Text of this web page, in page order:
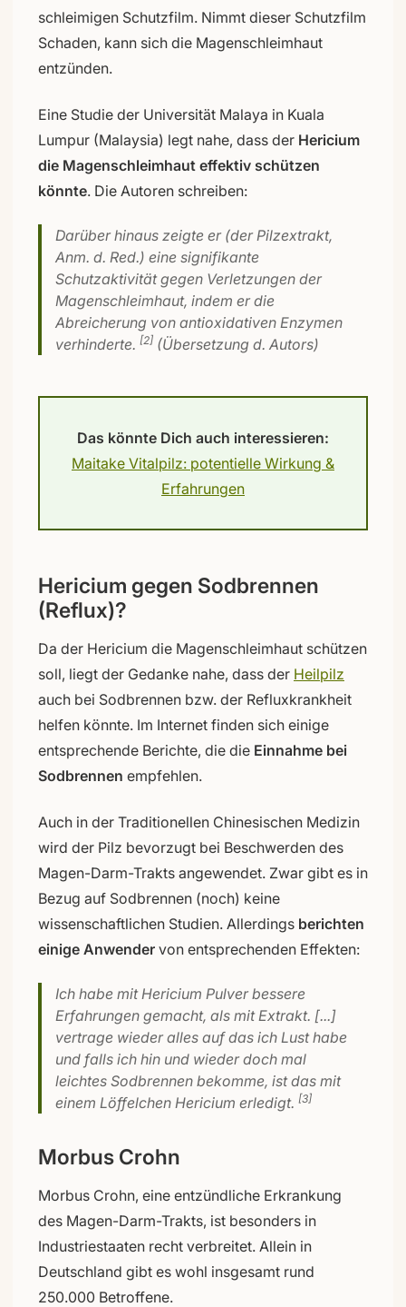
schleimigen Schutzfilm. Nimmt dieser Schutzfilm
Schaden, kann sich die Magenschleimhaut
entzünden.
Eine Studie der Universität Malaya in Kuala
Lumpur (Malaysia) legt nahe, dass der Hericium
die Magenschleimhaut effektiv schützen
könnte. Die Autoren schreiben:
Darüber hinaus zeigte er (der Pilzextrakt,
Anm. d. Red.) eine signifikante
Schutzaktivität gegen Verletzungen der
Magenschleimhaut, indem er die
Abreicherung von antioxidativen Enzymen
verhinderte. [2] (Übersetzung d. Autors)
Das könnte Dich auch interessieren:
Maitake Vitalpilz: potentielle Wirkung &
Erfahrungen
Hericium gegen Sodbrennen
(Reflux)?
Da der Hericium die Magenschleimhaut schützen
soll, liegt der Gedanke nahe, dass der Heilpilz
auch bei Sodbrennen bzw. der Refluxkrankheit
helfen könnte. Im Internet finden sich einige
entsprechende Berichte, die die Einnahme bei
Sodbrennen empfehlen.
Auch in der Traditionellen Chinesischen Medizin
wird der Pilz bevorzugt bei Beschwerden des
Magen-Darm-Trakts angewendet. Zwar gibt es in
Bezug auf Sodbrennen (noch) keine
wissenschaftlichen Studien. Allerdings berichten
einige Anwender von entsprechenden Effekten:
Ich habe mit Hericium Pulver bessere
Erfahrungen gemacht, als mit Extrakt. [...]
vertrage wieder alles auf das ich Lust habe
und falls ich hin und wieder doch mal
leichtes Sodbrennen bekomme, ist das mit
einem Löffelchen Hericium erledigt. [3]
Morbus Crohn
Morbus Crohn, eine entzündliche Erkrankung
des Magen-Darm-Trakts, ist besonders in
Industriestaaten recht verbreitet. Allein in
Deutschland gibt es wohl insgesamt rund
250.000 Betroffene.